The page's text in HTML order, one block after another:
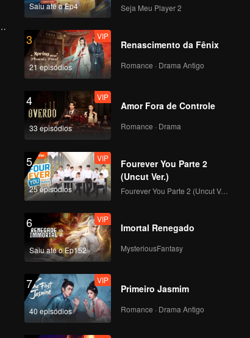
Saiu até o Ep4 Seja Meu Player 2
3
21 episódios
VIP
Renascimento da Fênix
Romance · Drama Antigo
4
33 episódios
VIP
Amor Fora de Controle
Romance · Drama
5
25 episódios
VIP
Fourever You Parte 2
(Uncut Ver.)
Fourever You Parte 2 (Uncut Ver.)
6
Saiu até o Ep152
VIP
Imortal Renegado
MysteriousFantasy
7
40 episódios
VIP
Primeiro Jasmim
Romance · Drama Antigo